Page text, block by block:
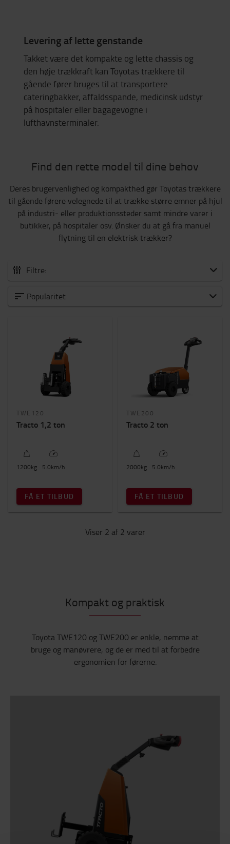
Levering af lette genstande
Takket være det kompakte og lette chassis og
den høje trækkraft kan Toyotas trækkere til
gående fører bruges til at transportere
cateringbakker, affaldsspande, medicinsk udstyr
på hospitaler eller bagagevogne i
lufthavnsterminaler.
Find den rette model til dine behov
Deres brugervenlighed og kompakthed gør Toyotas trækkere
til gående førere velegnede til at trække større emner på hjul
på industri- eller produktionssteder samt mindre varer i
butikker, på hospitaler osv. Ønsker du at gå fra manuel
flytning til en elektrisk trækker?
Filtre:
Alle Trækkere
Hvilken anvendelse?
Udendørs(2)
Lufthavn
(2)
På lastbiler(1)
Lagerhaller
E-handel og ordreplukning
(1)
Kapacitet
Antal hjul
Popularitet
TWE120
Tracto 1,2 ton
1200kg 5.0km/h
FÅ ET TILBUD
TWE200
Tracto 2 ton
2000kg 5.0km/h
FÅ ET TILBUD
Viser 2 af 2 varer
Kompakt og praktisk
Toyota TWE120 og TWE200 er enkle, nemme at
bruge og manøvrere, og de er med til at forbedre
ergonomien for førerne.